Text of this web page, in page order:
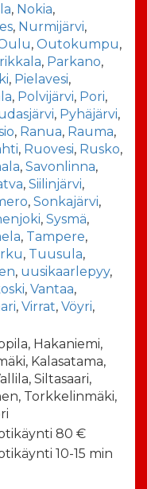
, Nokia,
, Nurmijärvi,
, Outokumpu,
, Parkano,
, Pielavesi,
, Polvijärvi, Pori,
, Pyhäjärvi,
, Ranua, Rauma,
, Ruovesi, Rusko,
, Savonlinna,
, Siilinjärvi,
, Sonkajärvi,
, Sysmä,
, Tampere,
, Tuusula,
, uusikaarlepyy,
, Vantaa,
, Virrat, Vöyri,
Hakaniemi,
Kalasatama,
Siltasaari,
Torkkelinmäki,
80 €
10-15 min